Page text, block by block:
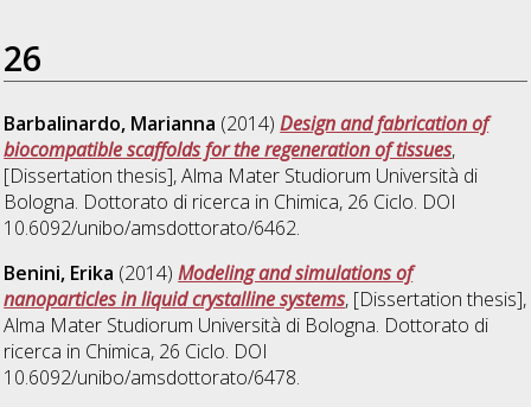
26
Barbalinardo, Marianna (2014)Design and fabrication of
biocompatible scaffolds for the regeneration of tissues,
[Dissertation thesis], Alma Mater Studiorum Università di
Bologna. Dottorato di ricerca in Chimica, 26 Ciclo. DOI
10.6092/unibo/amsdottorato/6462.
Benini, Erika (2014)Modeling and simulations of
nanoparticles in liquid crystalline systems, [Dissertation thesis],
Alma Mater Studiorum Università di Bologna. Dottorato di
ricerca in Chimica, 26 Ciclo. DOI
10.6092/unibo/amsdottorato/6478.